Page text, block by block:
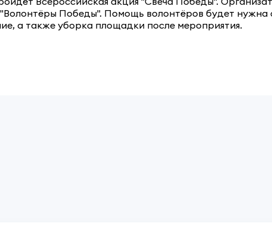
Победы". Помощь волонтёров будет нужна
а также уборка площадки после мероприятия.